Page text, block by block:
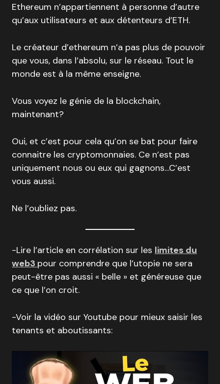
Ethereum n’appartiennent à personne d’autre
qu’aux utilisateurs et aux détenteurs d’ETH.
Le créateur d’ethereum n’a pas plus de pouvoir
que vous, dans l’absolu, sur le réseau. Tout le
monde est à la même enseigne.
Vous voyez le génie de la blockchain,
maintenant?
Oui, et c’est pour cela qu’on se bat pour faire
connaitre les cryptomonnaies. Ce n’est pas
uniquement nous ou eux qui gagnons…C’est
vous aussi.
Ne l’oubliez pas.
-Lire l’article en corrélation sur les limites du
web3 pour comprendre que l’utopie ne sera
peut-être pas aussi « belle » et généreuse que
ce que l’on croit.
-Voir la vidéo sur Youtube pour mieux saisir les
tenants et aboutissants: